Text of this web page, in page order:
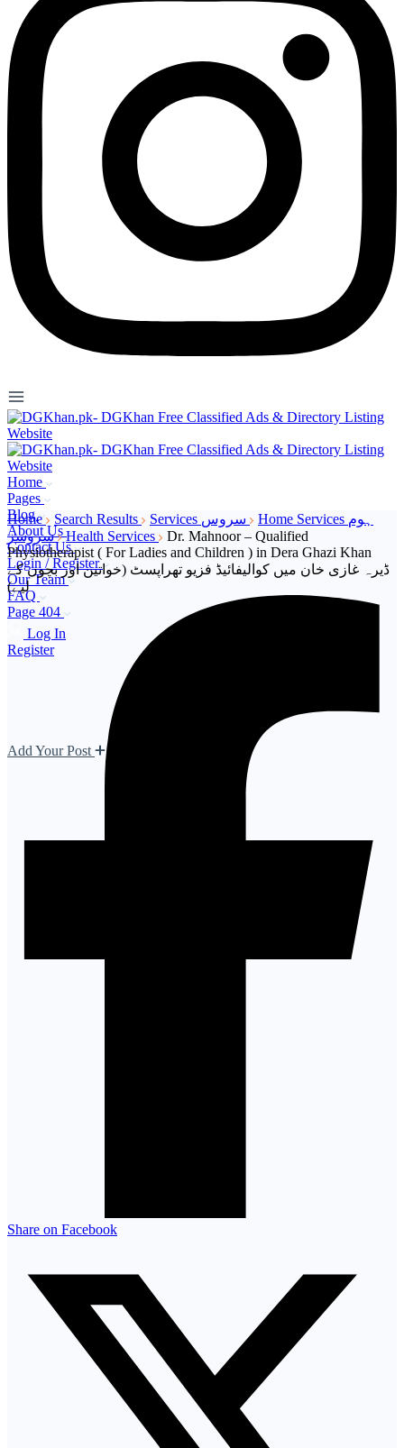
Home
Pages
Blog
About Us
Contact Us
Login / Register
Our Team
FAQ
Page 404
Log In
Register
Add Your Post
Home Search Results
Home Services ہوم
سروسز Health Services
Dr. Mahnoor – Qualified
Physiotherapist ( For Ladies and Children ) in Dera Ghazi Khan
ڈیرہ غازی خان میں کوالیفائیڈ فزیو تھراپسٹ (خواتین اور بچوں کے
لیے)
Share on Facebook